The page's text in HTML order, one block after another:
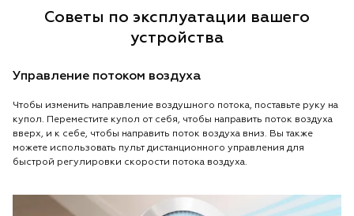
Советы по эксплуатации вашего
устройства
Управление потоком воздуха
Чтобы изменить направление воздушного потока, поставьте руку на
купол. Переместите купол от себя, чтобы направить поток воздуха
вверх, и к себе, чтобы направить поток воздуха вниз. Вы также
можете использовать пульт дистанционного управления для
быстрой регулировки скорости потока воздуха.